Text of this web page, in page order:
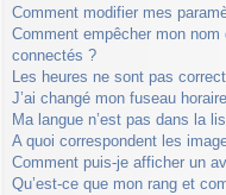
Comment modifier mes
Comment empêcher mon
connectés ?
Les heures ne sont pas
J’ai changé mon fuseau
Ma langue n’est pas dans la
A quoi correspondent les
Comment puis-je afficher un
Qu’est-ce que mon rang et